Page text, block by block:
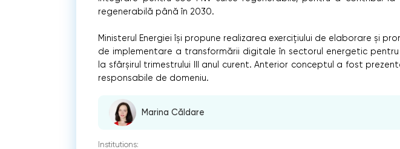
regenerabilă până în 2030.
Ministerul Energiei își propune realizarea exercițiului de elaborare și
de implementare a transformării digitale în sectorul energetic
la sfârșirul trimestrului III anul curent. Anterior conceptul a fost
responsabile de domeniu.
Marina Căldare
Institutions: